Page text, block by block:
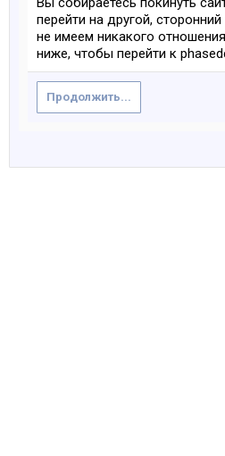
перейти на другой,
не имеем никакого
ниже, чтобы перейти к
Продолжить...